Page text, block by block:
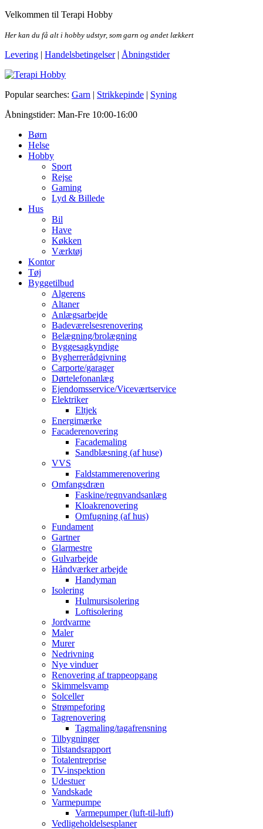
Skip
the
Velkommen til Terapi Hobby
Her kan du få alt i hobby udstyr, som garn og andet lækkert
Levering | Handelsbetingelser| Åbningstider
Terapi Hobby
Popular searches: Garn | Strikkepinde | Syning
Åbningstider: Man-Fre 10:00-16:00
Børn
Helse
Hobby
Sport
Rejse
Gaming
Lyd & Billede
Hus
Bil
Have
Køkken
Værktøj
Kontor
Tøj
Byggetilbud
Algerens
Altaner
Anlægsarbejde
Badeværelsesrenovering
Belægning/brolægning
Byggesagkyndige
Bygherrerådgivning
Carporte/garager
Dørtelefonanlæg
Ejendomsservice/Viceværtservice
Elektriker
Eltjek
Energimærke
Facaderenovering
Facademaling
Sandblæsning (af huse)
VVS
Faldstammerenovering
Omfangsdræn
Faskine/regnvandsanlæg
Kloakrenovering
Omfugning (af hus)
Fundament
Gartner
Glarmestre
Gulvarbejde
Håndværker arbejde
Handyman
Isolering
Hulmursisolering
Loftisolering
Jordvarme
Maler
Murer
Nedrivning
Nye vinduer
Renovering af trappeopgang
Skimmelsvamp
Solceller
Strømpeforing
Tagrenovering
Tagmaling/tagafrensning
Tilbygninger
Tilstandsrapport
Totalentreprise
TV-inspektion
Udestuer
Vandskade
Varmepumpe
Varmepumper (luft-til-luft)
Vedligeholdelsesplaner